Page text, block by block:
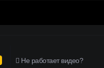
Не работает видео?